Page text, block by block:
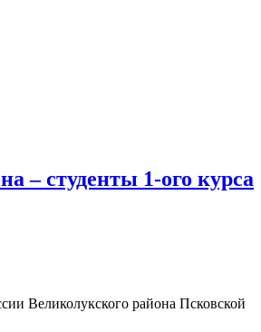
– студенты 1-ого курса
Великолукского района Псковской